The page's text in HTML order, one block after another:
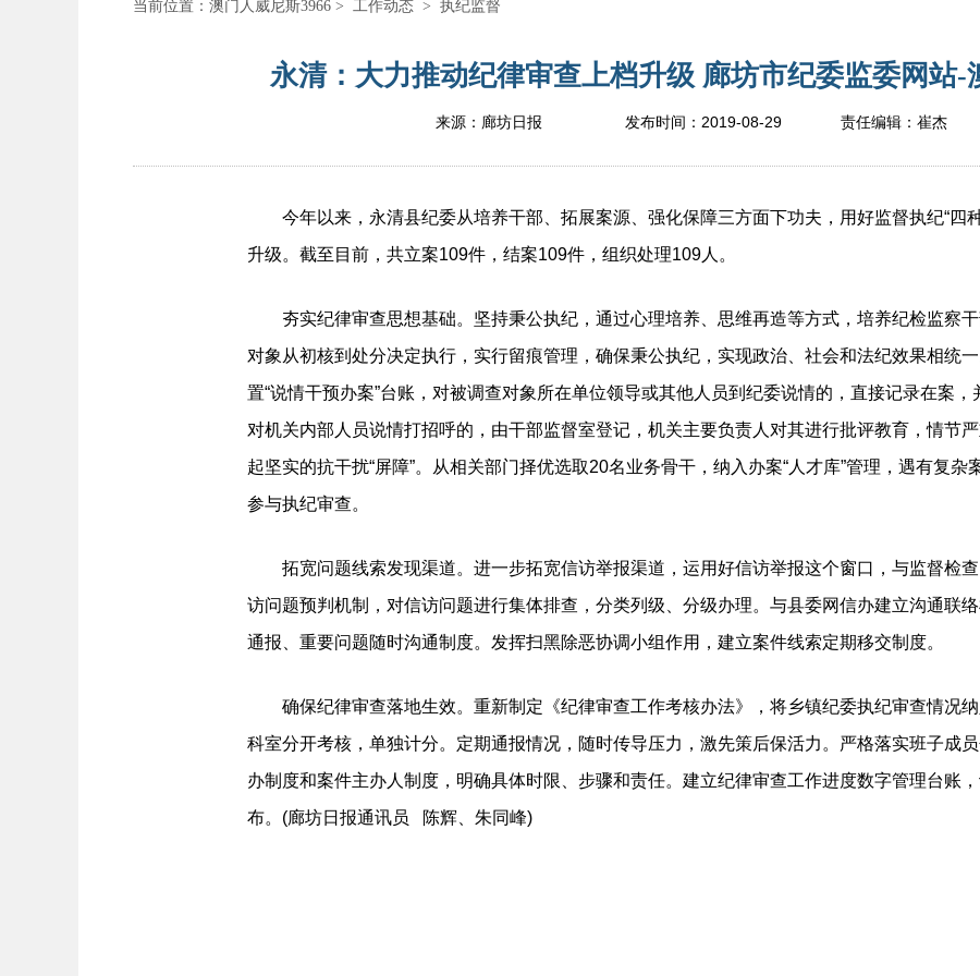
当前位置： 澳门人威尼斯3966 > 工作动态 > 执纪监督
永清：大力推动纪律审查上档升级 廊坊市纪委监委网站-
来源：廊坊日报 发布时间： 2019-08-29 责任编辑： 崔杰
今年以来，永清县纪委从培养干部、拓展案源、强化保障三方面下功夫，用好监督执纪“四
升级。截至目前，共立案109件，结案109件，组织处理109人。
夯实纪律审查思想基础。坚持秉公执纪，通过心理培养、思维再造等方式，培养纪检监察
对象从初核到处分决定执行，实行留痕管理，确保秉公执纪，实现政治、社会和法纪效果相统
置“说情干预办案”台账，对被调查对象所在单位领导或其他人员到纪委说情的，直接记录在案，
对机关内部人员说情打招呼的，由干部监督室登记，机关主要负责人对其进行批评教育，情节
起坚实的抗干扰“屏障”。从相关部门择优选取20名业务骨干，纳入办案“人才库”管理，遇有复杂
参与执纪审查。
拓宽问题线索发现渠道。进一步拓宽信访举报渠道，运用好信访举报这个窗口，与监督检
访问题预判机制，对信访问题进行集体排查，分类列级、分级办理。与县委网信办建立沟通联
通报、重要问题随时沟通制度。发挥扫黑除恶协调小组作用，建立案件线索定期移交制度。
确保纪律审查落地生效。重新制定《纪律审查工作考核办法》，将乡镇纪委执纪审查情况
科室分开考核，单独计分。定期通报情况，随时传导压力，激先策后保活力。严格落实班子成
办制度和案件主办人制度，明确具体时限、步骤和责任。建立纪律审查工作进度数字管理台账
布。(廊坊日报通讯员 陈辉、朱同峰)